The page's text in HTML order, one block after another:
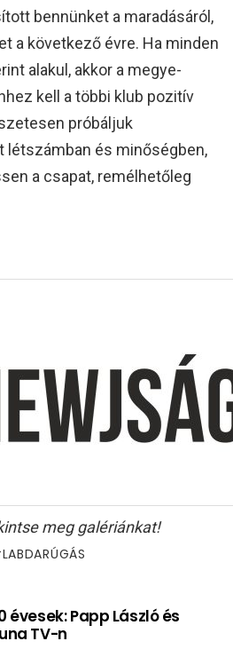
bennünket a maradásáról,
a következő évre. Ha minden
alakul, akkor a megye-
kell a többi klub pozitív
próbáljuk
létszámban és minőségben,
a csapat, remélhetőleg
meg galériánkat!
LABDARÚGÁS
Papp László és
TV-n